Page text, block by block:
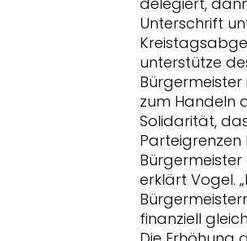
Unterschrift
unterstütze
zum Handeln
Solidarität,
Parteigrenzen
Bürgermeister
erklärt Vogel.
finanziell